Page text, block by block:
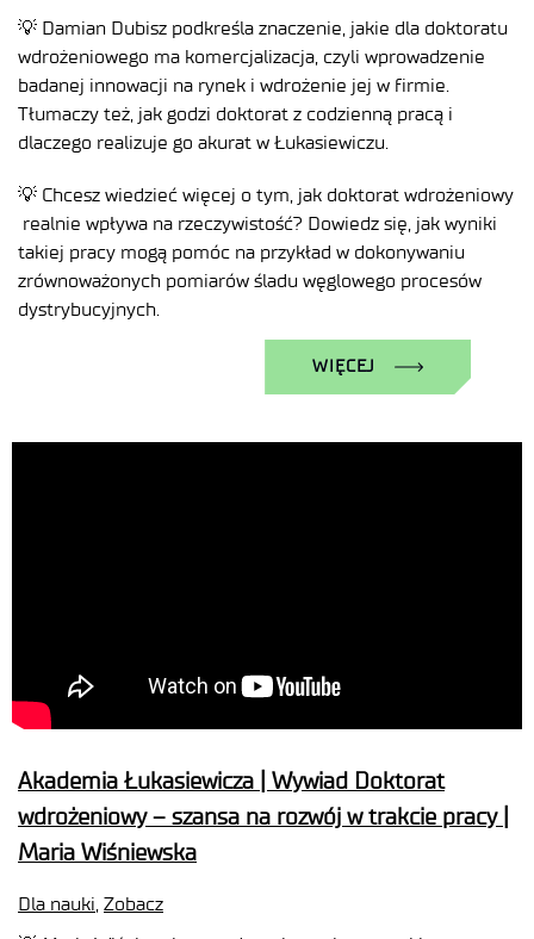
💡 Damian Dubisz podkreśla znaczenie, jakie dla doktoratu
wdrożeniowego ma komercjalizacja, czyli wprowadzenie
badanej innowacji na rynek i wdrożenie jej w firmie.
Tłumaczy też, jak godzi doktorat z codzienną pracą i
dlaczego realizuje go akurat w Łukasiewiczu.
💡 Chcesz wiedzieć więcej o tym, jak doktorat wdrożeniowy
realnie wpływa na rzeczywistość? Dowiedz się, jak wyniki
takiej pracy mogą pomóc na przykład w dokonywaniu
zrównoważonych pomiarów śladu węglowego procesów
dystrybucyjnych.
WIĘCEJ
Akademia Łukasiewicza | Wywiad Doktorat
wdrożeniowy – szansa na rozwój w trakcie pracy |
Maria Wiśniewska
Dla nauki Zobacz